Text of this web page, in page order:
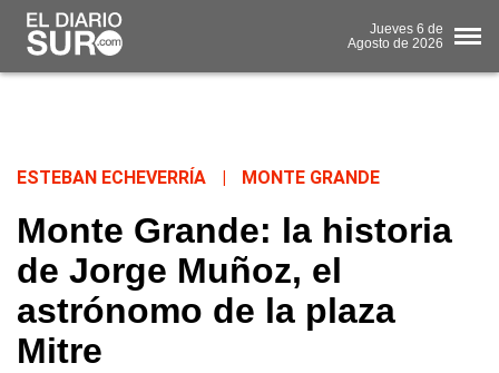
Jueves 6 de
Agosto de 2026
ESTEBAN ECHEVERRÍA MONTE GRANDE
Monte Grande: la historia
de Jorge Muñoz, el
astrónomo de la plaza
Mitre